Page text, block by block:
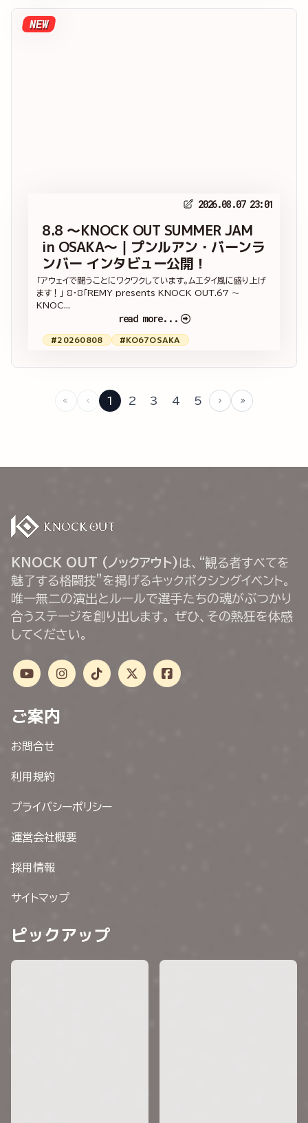
NEW
2026.08.07 23:01
8.8 ～KNOCK OUT SUMMER JAM
in OSAKA～｜プンルアン・バーンラ
ンバー インタビュー公開！
「アウェイで闘うことにワクワクしています。ムエタイ風に盛り上げ
ます！」 8・8「REMY presents KNOCK OUT.67 ～
KNOC...
read more...
#20260808 #KO67OSAKA
1 2 3 4 5
KNOCK OUT (ノックアウト) は、“観る者すべてを
魅了する格闘技”を掲げるキックボクシングイベント。
唯一無二の演出とルールで選手たちの魂がぶつかり
合うステージを創り出します。 ぜひ、その熱狂を体感
してください。
ご案内
お問合せ
利用規約
プライバシーポリシー
運営会社概要
採用情報
サイトマップ
ピックアップ